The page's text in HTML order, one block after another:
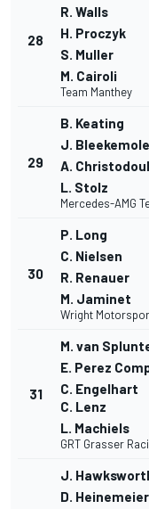
28
R. Walls
H. Proczyk
S. Muller
M. Cairoli
Team Manthey
29
B. Keating
J.
A.
L. Stolz
Mercedes-AMG
30
P. Long
C. Nielsen
R. Renauer
M. Jaminet
Wright
31
M. van
E. Perez
C. Engelhart
C. Lenz
L. Machiels
GRT Grasser
J.
D.